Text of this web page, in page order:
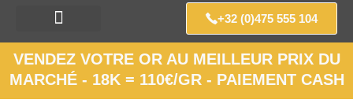
+32 (0)475 555 104
VENDEZ VOTRE OR AU MEILLEUR PRIX DU
MARCHÉ - 18K = 110€/GR - PAIEMENT CASH